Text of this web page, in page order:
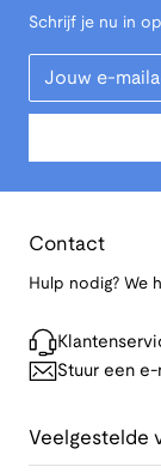
Schrijf je nu in
Your Email
Contact
Hulp nodig? We
Stuur een e-
Veelgestelde